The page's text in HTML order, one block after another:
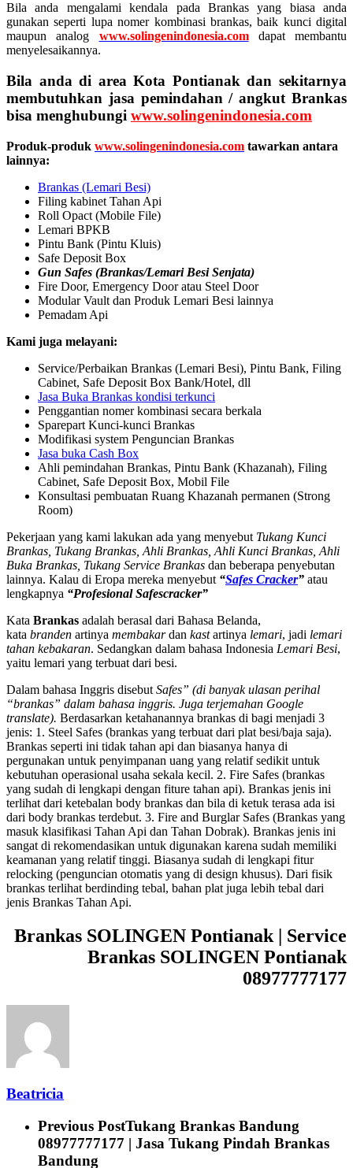
Bila anda mengalami kendala pada Brankas yang biasa anda
gunakan seperti lupa nomer kombinasi brankas, baik kunci digital
maupun analog www.solingenindonesia.comdapat membantu
menyelesaikannya.
Bila anda di area Kota Pontianak dan sekitarnya
membutuhkan jasa pemindahan / angkut Brankas
bisa menghubungi www.solingenindonesia.com
Produk-produk www.solingenindonesia.com tawarkan antara
lainnya:
Brankas (Lemari Besi)
Filing kabinet Tahan Api
Roll Opact (Mobile File)
Lemari BPKB
Pintu Bank (Pintu Kluis)
Safe Deposit Box
Gun Safes (Brankas/Lemari Besi Senjata)
Fire Door, Emergency Door atau Steel Door
Modular Vault dan Produk Lemari Besi lainnya
Pemadam Api
Kami juga melayani:
Service/Perbaikan Brankas (Lemari Besi), Pintu Bank, Filing
Cabinet, Safe Deposit Box Bank/Hotel, dll
Jasa Buka Brankas kondisi terkunci
Penggantian nomer kombinasi secara berkala
Sparepart Kunci-kunci Brankas
Modifikasi system Penguncian Brankas
Jasa buka Cash Box
Ahli pemindahan Brankas, Pintu Bank (Khazanah), Filing
Cabinet, Safe Deposit Box, Mobil File
Konsultasi pembuatan Ruang Khazanah permanen (Strong
Room)
Pekerjaan yang kami lakukan ada yang menyebut Tukang Kunci
Brankas, Tukang Brankas, Ahli Brankas, Ahli Kunci Brankas, Ahli
Buka Brankas, Tukang Service Brankas dan beberapa penyebutan
lainnya. Kalau di Eropa mereka menyebut “Safes Cracker” atau
lengkapnya “Profesional Safescracker”
Kata Brankas adalah berasal dari Bahasa Belanda,
kata branden artinya membakardan kastartinya lemari, jadi lemari
tahan kebakaran. Sedangkan dalam bahasa Indonesia Lemari Besi,
yaitu lemari yang terbuat dari besi.
Dalam bahasa Inggris disebut Safes” (di banyak ulasan perihal
“brankas” dalam bahasa inggris. Juga terjemahan Google
translate). Berdasarkan ketahanannya brankas di bagi menjadi 3
jenis: 1. Steel Safes (brankas yang terbuat dari plat besi/baja saja).
Brankas seperti ini tidak tahan api dan biasanya hanya di
pergunakan untuk penyimpanan uang yang relatif sedikit untuk
kebutuhan operasional usaha sekala kecil. 2. Fire Safes (brankas
yang sudah di lengkapi dengan fiture tahan api). Brankas jenis ini
terlihat dari ketebalan body brankas dan bila di ketuk terasa ada isi
dari body brankas terdebut. 3. Fire and Burglar Safes (Brankas yang
masuk klasifikasi Tahan Api dan Tahan Dobrak). Brankas jenis ini
sangat di rekomendasikan untuk digunakan karena sudah memiliki
keamanan yang relatif tinggi. Biasanya sudah di lengkapi fitur
relocking (penguncian otomatis yang di design khusus). Dari fisik
brankas terlihat berdinding tebal, bahan plat juga lebih tebal dari
jenis Brankas Tahan Api.
Brankas SOLINGEN Pontianak | Service
Brankas SOLINGEN Pontianak
08977777177
Beatricia
Previous PostTukang Brankas Bandung
08977777177 | Jasa Tukang Pindah Brankas
Bandung